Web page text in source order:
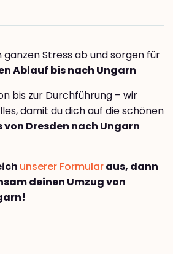
Stress ab und sorgen für
Ablauf bis nach Ungarn
bis zur Durchführung – wir
damit du dich auf die schönen
von Dresden nach Ungarn
unserer Formularaus, dann
deinen Umzug von